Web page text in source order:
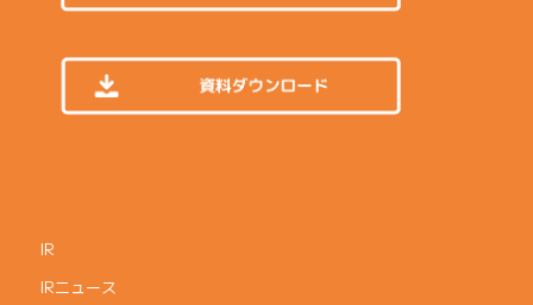
IR
IRニュース